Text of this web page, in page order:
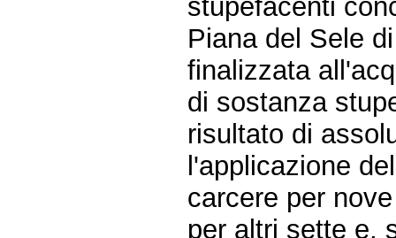
stupefacenti
Piana del Sele
finalizzata
di sostanza
risultato di
l'applicazione
carcere per
per altri sette e,